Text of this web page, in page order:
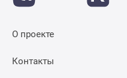
О проекте
Контакты